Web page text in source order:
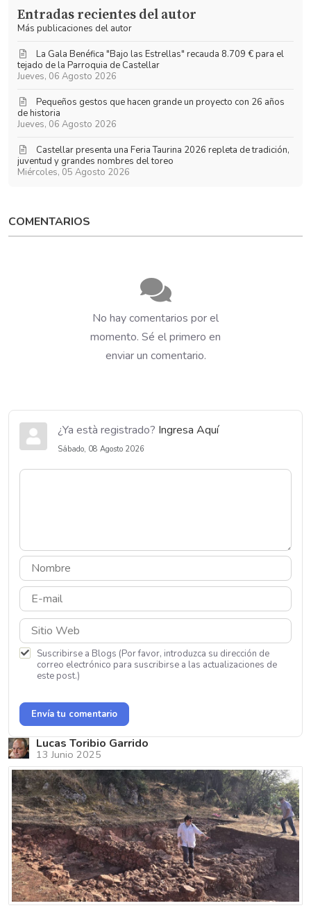
actualizaciones
Entradas recientes del autor
Más publicaciones del autor
Jueves, 06 Agosto 2026
La Gala Benéfica "Bajo las Estrellas" recauda 8.709 € para el
tejado de la Parroquia de Castellar
Jueves, 06 Agosto 2026
Pequeños gestos que hacen grande un proyecto con 26 años
de historia
Miércoles, 05 Agosto 2026
​Castellar presenta una Feria Taurina 2026 repleta de tradición,
juventud y grandes nombres del toreo
COMENTARIOS
No hay comentarios por el
momento. Sé el primero en
enviar un comentario.
¿Ya està registrado? Ingresa Aquí
Sábado, 08 Agosto 2026
Suscribirse a Blogs (Por favor, introduzca su dirección de
correo electrónico para suscribirse a las actualizaciones de
este post.)
Envía tu comentario
Lucas Toribio Garrido
13 Junio 2025